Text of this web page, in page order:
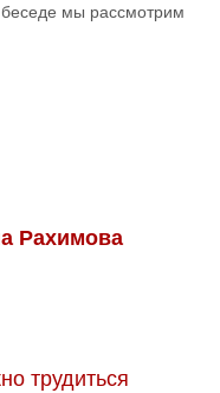
мы рассмотрим
Рахимова
трудиться